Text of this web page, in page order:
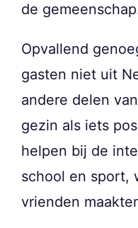
de
Opvallend
gasten niet uit
andere delen
gezin als iets
helpen bij de
school en sport,
vrienden